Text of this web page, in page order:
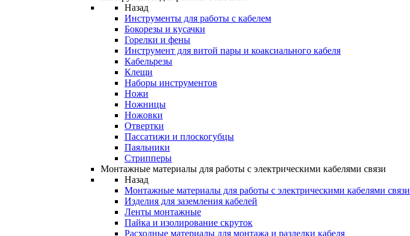
Назад
Инструменты для работы с кабелем
Бокорезы и кусачки
Горелки и фены
Инструмент для витой пары и коаксиального кабеля
Кабельрезы
Клещи
Наборы инструментов
Ножи
Ножницы
Ножовки
Отвертки
Пассатижи и плоскогубцы
Паяльники
Стрипперы
Монтажные материалы для работы с электрическими кабелями связи
Назад
Монтажные материалы для работы с электрическими кабелями связи
Изделия для заземления кабелей
Ленты монтажные
Пайка и изолирование скруток
Расходные материалы для монтажа и разделки кабеля